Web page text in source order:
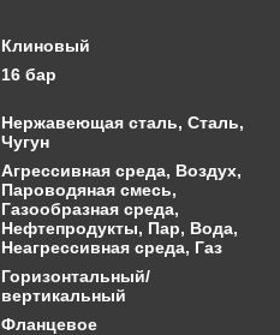
Клиновый
16 бар
Нержавеющая сталь, Сталь,
Чугун
Агрессивная среда, Воздух,
Пароводяная смесь,
Газообразная среда,
Нефтепродукты, Пар, Вода,
Неагрессивная среда, Газ
Горизонтальный/
вертикальный
Фланцевое